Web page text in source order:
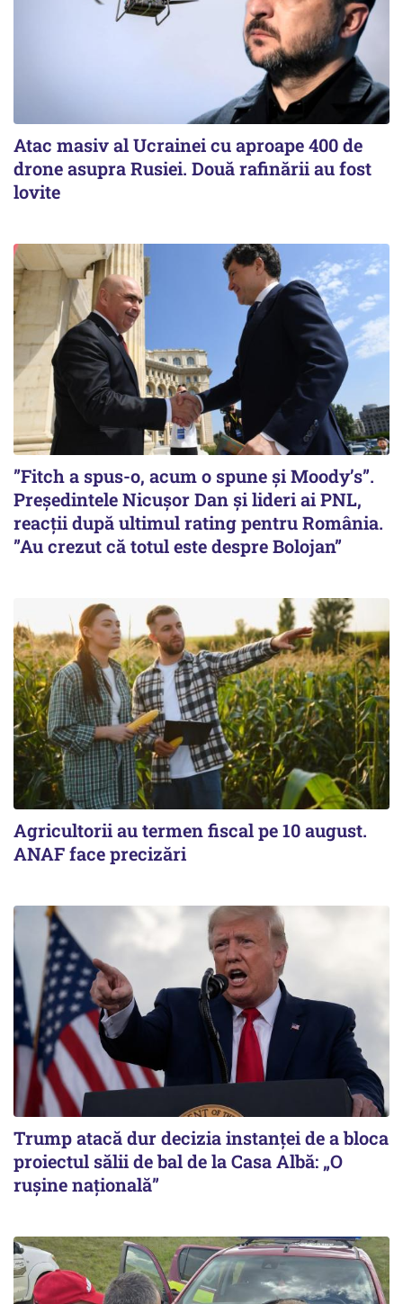
Atac masiv al Ucrainei cu aproape 400 de
drone asupra Rusiei. Două rafinării au fost
lovite
”Fitch a spus-o, acum o spune și Moody’s”.
Președintele Nicușor Dan și lideri ai PNL,
reacții după ultimul rating pentru România.
”Au crezut că totul este despre Bolojan”
Agricultorii au termen fiscal pe 10 august.
ANAF face precizări
Trump atacă dur decizia instanţei de a bloca
proiectul sălii de bal de la Casa Albă: „O
ruşine naţională”